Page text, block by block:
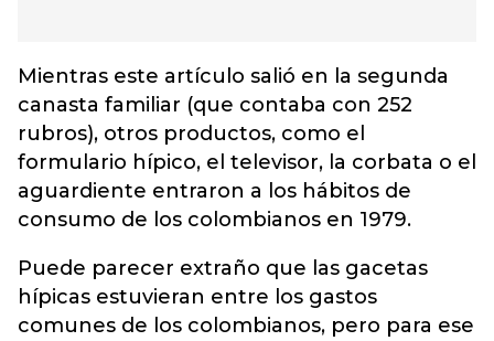
Mientras este artículo salió en la segunda
canasta familiar (que contaba con 252
rubros), otros productos, como el
formulario hípico, el televisor, la corbata o el
aguardiente entraron a los hábitos de
consumo de los colombianos en 1979.
Puede parecer extraño que las gacetas
hípicas estuvieran entre los gastos
comunes de los colombianos, pero para ese